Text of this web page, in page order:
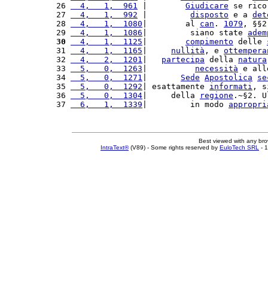
26
  4,   1,  961
Giudicare se
27
  4,   1,  992
disposto e a
28
  4,   1,  1080
|        al can . 1079 ,
29
  4,   1,  1086
|         siano state
30
  4,   1,  1125
compimento delle
31
  4,   1,  1165
nullità , e
32
  4,   2,  1201
partecipa della natura
33
  5,   0,  1263
necessità e
34
  5,   0,  1271
Sede Apostolica
35
  5,   0,  1292
| esattamente informati ,
36
  5,   0,  1304
|     della regione .~§2.
37
  6,   1,  1339
|         in modo
Best viewed with any
IntraText®(V89) - Some rights reserved by EuloTech SRL -